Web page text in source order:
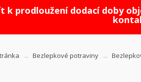
k prodloužení dodací doby
Bezlepkové potraviny